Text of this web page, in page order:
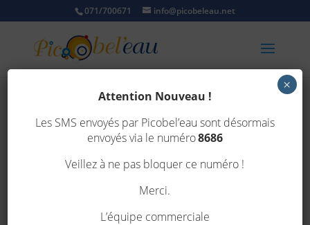
071/700671 info@picobeleau.net
Titres-services
Comment devenir client
Attention Nouveau !
Les SMS envoyés par Picobel’eau sont désormais
envoyés via le numéro8686
Veillez à ne pas bloquer ce numéro !
Merci.
L’équipe commerciale
×